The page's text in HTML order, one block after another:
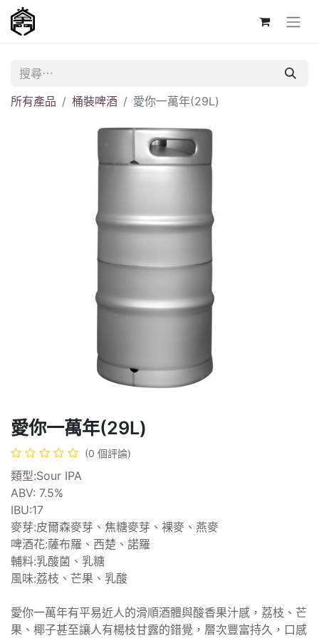
所有產品 桶裝啤酒 愛你一萬年(29L)
愛你一萬年(29L)
(0 個評論)
類型:Sour IPA
ABV: 7.5%
IBU:17
麥芽:皮爾森麥芽、焦糖麥芽、裸麥、燕麥
啤酒花:薩布羅、西楚、諾羅
輔料:乳酸菌、乳糖
風味:荔枝、芒果、乳酸
愛你一萬年有平易近人的滑順酒體與酸香果汁感，荔枝、芒
果、椰子甚至讓人有楊枝甘露的錯覺，層次豐富持久，口感